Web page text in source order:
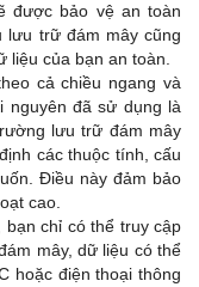
được bảo vệ an toàn
lưu trữ đám mây cũng
liệu của bạn an toàn.
cả chiều ngang và
nguyên đã sử dụng là
lưu trữ đám mây
các thuộc tính, cấu
Điều này đảm bảo
cao.
chỉ có thể truy cập
mây, dữ liệu có thể
hoặc điện thoại thông